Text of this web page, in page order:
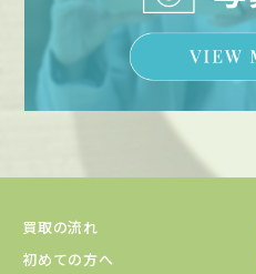
買取の流れ
初めての方へ